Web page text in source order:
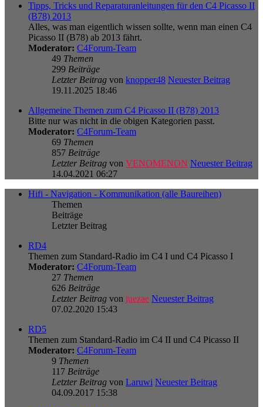
Tipps, Tricks und Reparaturanleitungen für den C4 Picasso II
(B78) 2013
Alles, was man eigentlich wissen sollte, wenn man einen C4
Picasso II (B78) ab 2013 fährt.
Moderator: C4Forum-Team
49 Themen
299 Beiträge
Letzter Beitrag von knopper48 Neuester Beitrag
19.11.2025 18:46
Allgemeine Themen zum C4 Picasso II (B78) 2013
Bitte nur was nicht in die obigen Kategorien passt.
Moderator: C4Forum-Team
69 Themen
857 Beiträge
Letzter Beitrag von VENOMENON Neuester Beitrag
14.04.2021 06:27
Hifi - Navigation - Kommunikation (alle Baureihen)
Themen
Beiträge
Letzter Beitrag
RD4
Themen zum Standard-Radio im C4 I und C4 Picasso I
Moderator: C4Forum-Team
27 Themen
626 Beiträge
Letzter Beitrag von juezae Neuester Beitrag
07.02.2020 15:43
RD5
Themen zum Standard-Radio im C4 II und C4 Picasso II
Moderator: C4Forum-Team
9 Themen
117 Beiträge
Letzter Beitrag von Laruwi Neuester Beitrag
04.09.2017 15:38